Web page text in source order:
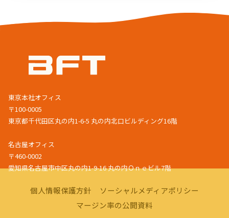
東京本社オフィス
〒100-0005
東京都千代田区丸の内1-6-5 丸の内北口ビルディング16階
名古屋オフィス
〒460-0002
愛知県名古屋市中区丸の内1-9-16 丸の内Ｏｎｅビル7階
個人情報保護方針
ソーシャルメディアポリシー
マージン率の公開資料